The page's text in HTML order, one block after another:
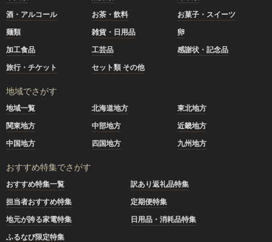
酒・アルコール
お茶・飲料
お菓子・スイーツ
麺類
雑貨・日用品
卵
加工食品
工芸品
感謝状・記念品
旅行・チケット
セット類 その他
地域でさがす
地域一覧 北海道地方
東北地方
関東地方
中部地方
近畿地方
中国地方
四国地方 九州地方
おすすめ特集でさがす
おすすめ特集一覧
訳あり返礼品特集
担当者おすすめ特集
定期便特集
地元が誇る家電特集
日用品・消耗品特集
ふるなび限定特集